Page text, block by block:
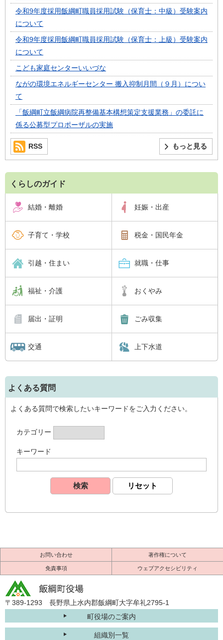
令和9年度採用飯綱町職員採用試験（保育士：中級）受験案内
について
令和9年度採用飯綱町職員採用試験（保育士：上級）受験案内
について
こども家庭センターいいづな
ながの環境エネルギーセンター 搬入抑制月間（９月）につい
て
「飯綱町立飯綱病院再整備基本構想策定支援業務」の委託に
係る公募型プロポーザルの実施
もっと見る
RSS
くらしのガイド
結婚・離婚 妊娠・出産
子育て・学校 税金・国民年金
引越・住まい 就職・仕事
福祉・介護 おくやみ
届出・証明 ごみ収集
交通 上下水道
よくある質問
よくある質問で検索したいキーワードをご入力ください。
カテゴリー
キーワード
お問い合わせ 著作権について
免責事項 ウェブアクセシビリティ
〒389-1293 長野県上水内郡飯綱町大字牟礼2795-1
町役場のご案内
組織別一覧